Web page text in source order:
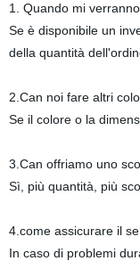
1. Quando mi
Se è disponibile un
della quantità
2.Can noi fare altri
Se il colore o la
3.Can offriamo uno
Sì, più quantità, più
4.come assicurare il
In caso di problemi